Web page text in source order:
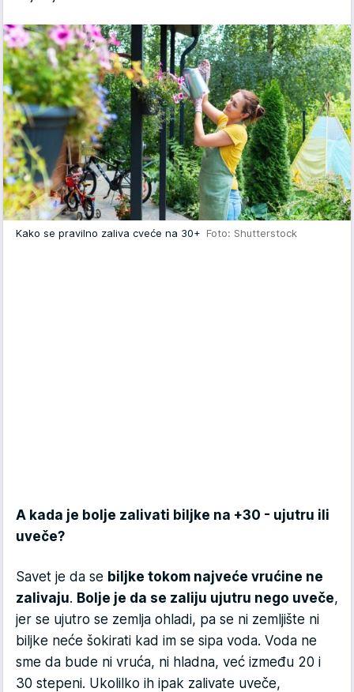
Kako se pravilno zaliva cveće na 30+ Foto: Shutterstock
A kada je bolje zalivati biljke na +30 - ujutru ili
uveče?
Savet je da se biljke tokom najveće vrućine ne
zalivaju. Bolje je da se zaliju ujutru nego uveče,
jer se ujutro se zemlja ohladi, pa se ni zemljište ni
biljke neće šokirati kad im se sipa voda. Voda ne
sme da bude ni vruća, ni hladna, već između 20 i
30 stepeni. Ukolilko ih ipak zalivate uveče,